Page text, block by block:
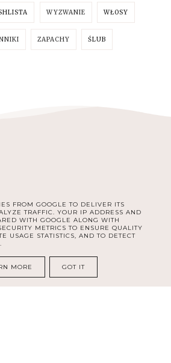
WYZWANIE WŁOSY
ZAPACHY ŚLUB
INSTAGRAM
ORGANIZACJA, ROZWÓJ I LIFESTYLE
KAROGRAFIA.PL
FROM GOOGLE TO DELIVER ITS
TRAFFIC. YOUR IP ADDRESS AND
WITH GOOGLE ALONG WITH
METRICS TO ENSURE QUALITY
USAGE STATISTICS, AND TO DETECT
MORE GOT IT